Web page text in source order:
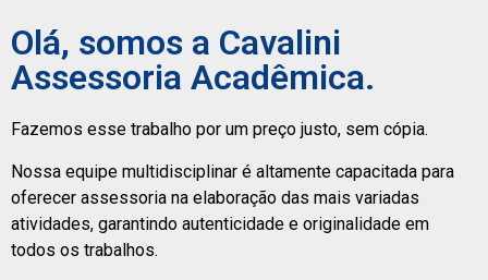
Olá, somos a Cavalini
Assessoria Acadêmica.
Fazemos esse trabalho por um preço justo, sem cópia.
Nossa equipe multidisciplinar é altamente capacitada para
oferecer assessoria na elaboração das mais variadas
atividades, garantindo autenticidade e originalidade em
todos os trabalhos.